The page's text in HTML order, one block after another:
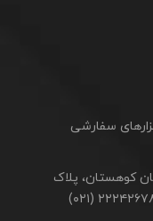
سفارشی
کوهستان، پلاک